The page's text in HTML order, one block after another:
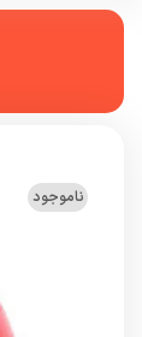
ناموجود